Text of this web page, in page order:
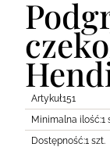
Artykuł151
Minimalna ilość:1
Dostępność:1 szt.